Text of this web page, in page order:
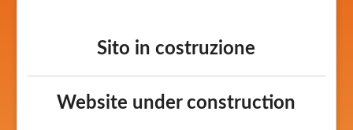
Sito in costruzione
Website under construction